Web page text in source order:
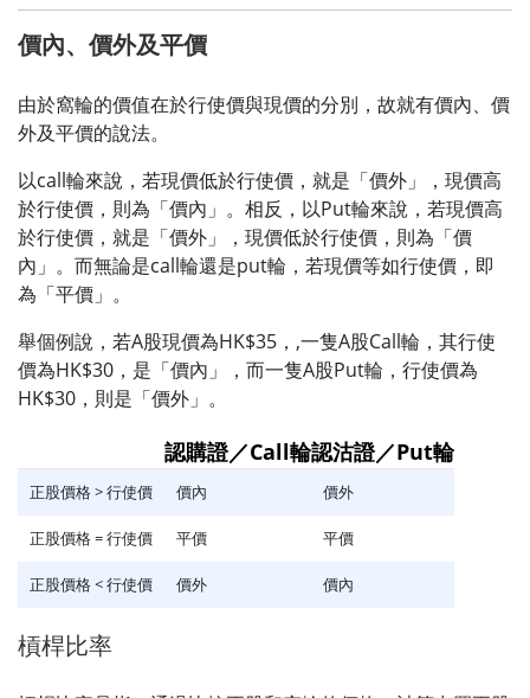
價內、價外及平價
由於窩輪的價值在於行使價與現價的分別，故就有價內、價
外及平價的說法。
以call輪來說，若現價低於行使價，就是「價外」，現價高
於行使價，則為「價內」。相反，以Put輪來說，若現價高
於行使價，就是「價外」，現價低於行使價，則為「價
內」。而無論是call輪還是put輪，若現價等如行使價，即
為「平價」。
舉個例說，若A股現價為HK$35，,一隻A股Call輪，其行使
價為HK$30，是「價內」，而一隻A股Put輪，行使價為
HK$30，則是「價外」。
認購證／Call輪認沽證／Put輪
正股價格 > 行使價 價內 價外
正股價格 = 行使價 平價 平價
正股價格 < 行使價 價外 價內
槓桿比率